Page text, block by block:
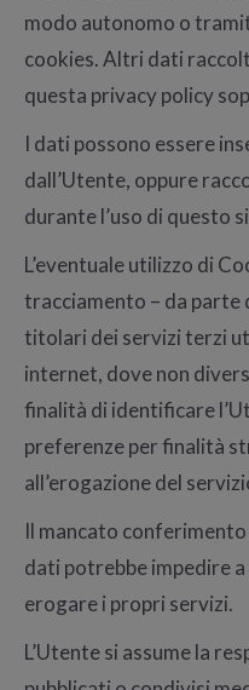
modo autonomo o
cookies. Altri dati
questa privacy policy
I dati possono essere
dall’Utente, oppure
durante l’uso di questo
L’eventuale utilizzo di
tracciamento – da
titolari dei servizi terzi
internet, dove non
finalità di identificare
preferenze per finalità
all’erogazione del
Il mancato
dati potrebbe impedire
erogare i propri servizi.
L’Utente si assume la